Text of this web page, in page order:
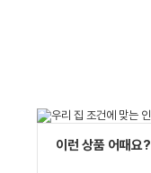
이런 상품 어때요?